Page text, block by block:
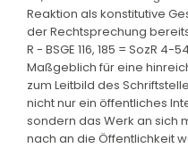
Reaktion als konstitutive
der Rechtsprechung bereits
R - BSGE 116, 185 = SozR 4-
Maßgeblich für eine
zum Leitbild des
nicht nur ein öffentliches
sondern das Werk an sich
nach an die Öffentlichkeit